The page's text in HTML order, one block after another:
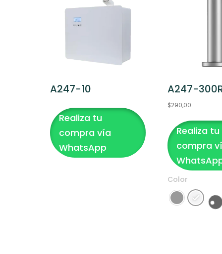
A247-10
Realiza tu
compra vía
WhatsApp
A247-
$290,00
producto
tiene
múltiples
variantes.
Las
opciones
se
Realiza tu
compra
Color